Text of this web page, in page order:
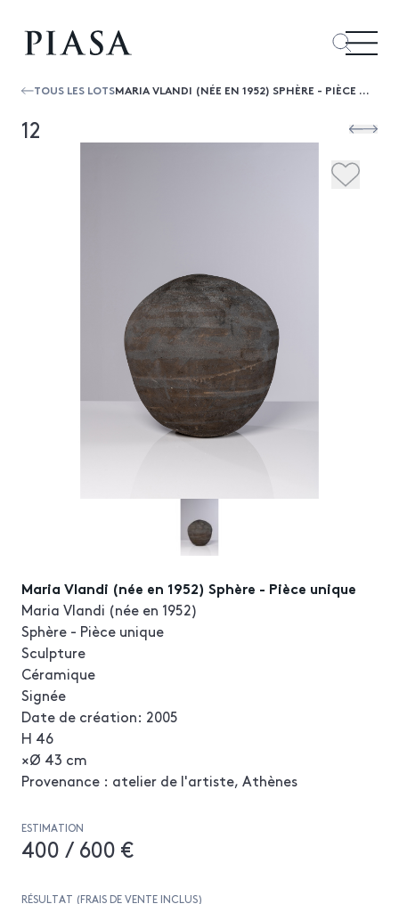
TOUS LES LOTS MARIA VLANDI (NÉE EN 1952) SPHÈRE - PIÈCE UNIQUE
12
Maria Vlandi (née en 1952) Sphère - Pièce unique
Maria Vlandi (née en 1952)
Sphère - Pièce unique
Sculpture
Céramique
Signée
Date de création: 2005
H 46
×Ø 43 cm
Provenance : atelier de l'artiste, Athènes
ESTIMATION
400 / 600 €
RÉSULTAT (FRAIS DE VENTE INCLUS)